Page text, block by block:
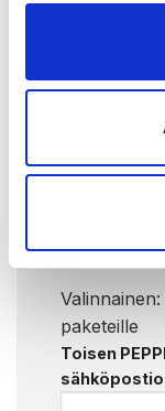
paketeille
Toisen